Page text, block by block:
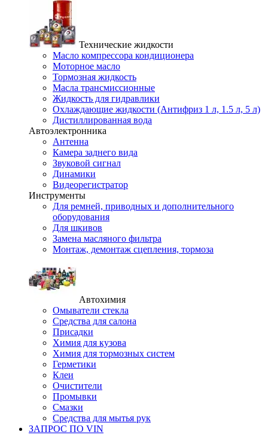
Технические жидкости
Масло компрессора кондиционера
Моторное масло
Тормозная жидкость
Масла трансмиссионные
Жидкость для гидравлики
Охлаждающие жидкости (Антифриз 1 л, 1.5 л, 5 л)
Дистиллированная вода
Автоэлектронника
Антенна
Камера заднего вида
Звуковой сигнал
Динамики
Видеорегистратор
Инструменты
Для ремней, приводных и дополнительного
оборудования
Для шкивов
Замена масляного фильтра
Монтаж, демонтаж сцепления, тормоза
Автохимия
Омыватели стекла
Средства для салона
Присадки
Химия для кузова
Химия для тормозных систем
Герметики
Клеи
Очистители
Промывки
Смазки
Средства для мытья рук
ЗАПРОС ПО VIN